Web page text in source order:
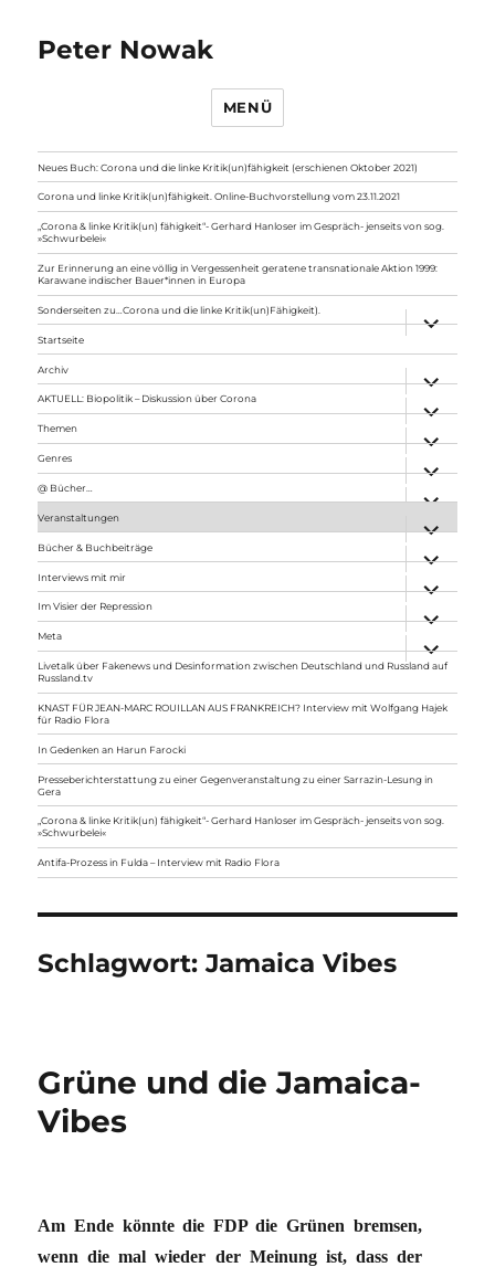
Peter Nowak
MENÜ
Neues Buch: Corona und die linke Kritik(un)fähigkeit (erschienen Oktober 2021)
Corona und linke Kritik(un)fähigkeit. Online-Buchvorstellung vom 23.11.2021
„Corona & linke Kritik(un) fähigkeit“- Gerhard Hanloser im Gespräch- jenseits von sog.
»Schwurbelei«
Zur Erinnerung an eine völlig in Vergessenheit geratene transnationale Aktion 1999:
Karawane indischer Bauer*innen in Europa
Sonderseiten zu…Corona und die linke Kritik(un)Fähigkeit).
anzeigen
Startseite
Archiv
anzeigen
AKTUELL: Biopolitik – Diskussion über Corona
anzeigen
Themen
anzeigen
Genres
anzeigen
@ Bücher…
Veranstaltungen
anzeigen
Bücher & Buchbeiträge
anzeigen
Interviews mit mir
anzeigen
Im Visier der Repression
anzeigen
Meta
anzeigen
Livetalk über Fakenews und Desinformation zwischen Deutschland und Russland auf
Russland.tv
KNAST FÜR JEAN-MARC ROUILLAN AUS FRANKREICH? Interview mit Wolfgang Hajek
für Radio Flora
In Gedenken an Harun Farocki
Presseberichterstattung zu einer Gegenveranstaltung zu einer Sarrazin-Lesung in
Gera
„Corona & linke Kritik(un) fähigkeit“- Gerhard Hanloser im Gespräch- jenseits von sog.
»Schwurbelei«
Antifa-Prozess in Fulda – Interview mit Radio Flora
Schlagwort:Jamaica Vibes
Grüne und die Jamaica-
Vibes
Am Ende könnte die FDP die Grünen bremsen,
wenn die mal wieder der Meinung ist, dass der